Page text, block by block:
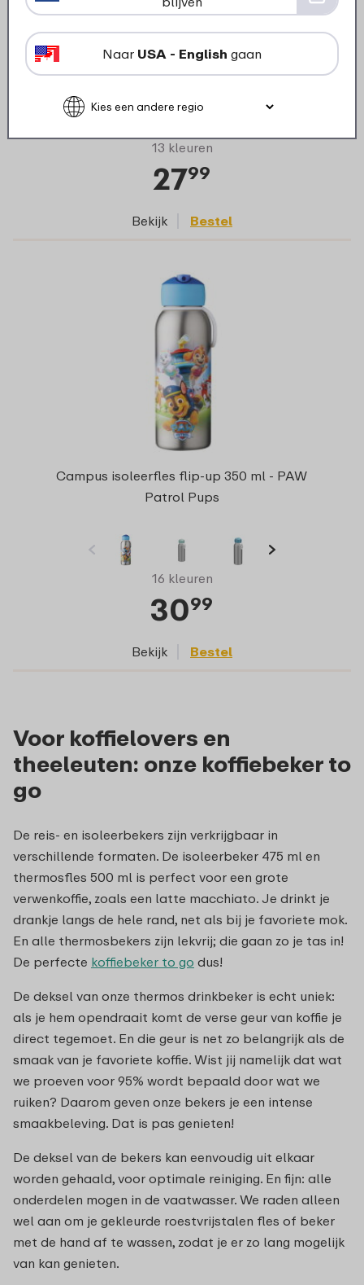
Campus isoleerfles met flipdop 500 ml -
PAW Patrol Pups
13 kleuren
2799
Bekijk Bestel
Campus isoleerfles flip-up 350 ml - PAW
Patrol Pups
16 kleuren
3099
Bekijk Bestel
Voor koffielovers en
theeleuten: onze koffiebeker to
go
De reis- en isoleerbekers zijn verkrijgbaar in
verschillende formaten. De isoleerbeker 475 ml en
thermosfles 500 ml is perfect voor een grote
verwenkoffie, zoals een latte macchiato. Je drinkt je
drankje langs de hele rand, net als bij je favoriete mok.
En alle thermosbekers zijn lekvrij; die gaan zo je tas in!
De perfecte koffiebeker to go dus!
De deksel van onze thermos drinkbeker is echt uniek:
als je hem opendraait komt de verse geur van koffie je
direct tegemoet. En die geur is net zo belangrijk als de
smaak van je favoriete koffie. Wist jij namelijk dat wat
we proeven voor 95% wordt bepaald door wat we
ruiken? Daarom geven onze bekers je een intense
smaakbeleving. Dat is pas genieten!
De deksel van de bekers kan eenvoudig uit elkaar
worden gehaald, voor optimale reiniging. En fijn: alle
onderdelen mogen in de vaatwasser. We raden alleen
wel aan om je gekleurde roestvrijstalen fles of beker
met de hand af te wassen, zodat je er zo lang mogelijk
van kan genieten.
Naar USA - English gaan